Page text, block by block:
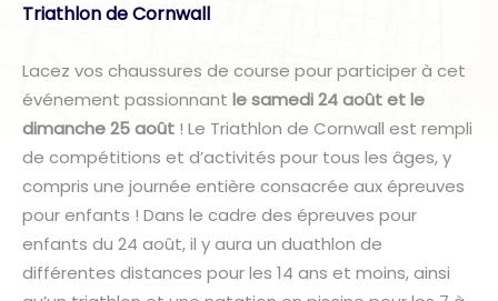
Triathlon de Cornwall
Lacez vos chaussures de course pour participer à cet
événement passionnant le samedi 24 août et le
dimanche 25 août ! Le Triathlon de Cornwall est rempli
de compétitions et d’activités pour tous les âges, y
compris une journée entière consacrée aux épreuves
pour enfants ! Dans le cadre des épreuves pour
enfants du 24 août, il y aura un duathlon de
différentes distances pour les 14 ans et moins, ainsi